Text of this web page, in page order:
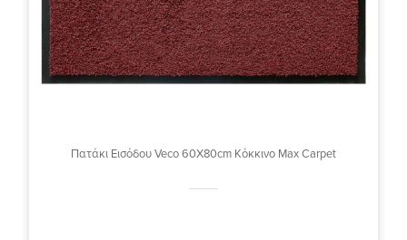
Πατάκι Εισόδου Veco 60X80cm Κόκκινο Max Carpet